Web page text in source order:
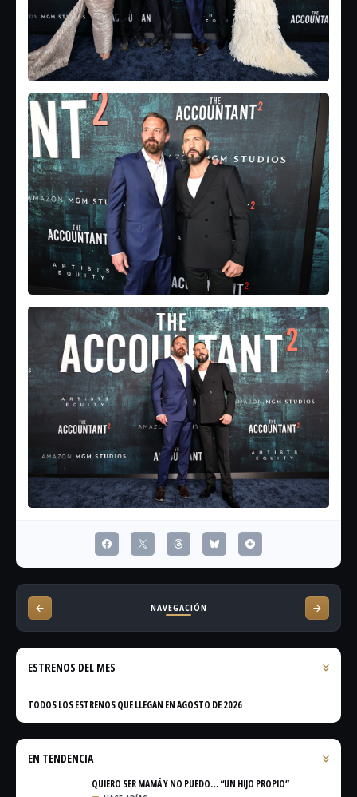
NAVEGACIÓN
ESTRENOS DEL MES
TODOS LOS ESTRENOS QUE LLEGAN EN AGOSTO DE 2026
EN TENDENCIA
QUIERO SER MAMÁ Y NO PUEDO… “UN HIJO PROPIO”